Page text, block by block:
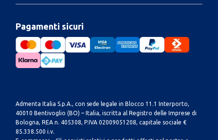
Pagamenti sicuri
Admenta Italia S.p.A., con sede legale in Blocco 11.1 Interporto,
40010 Bentivoglio (BO) – Italia, iscritta al Registro delle Imprese di
Bologna, REA n. 405308, P.IVA 02009051208, capitale sociale €
85.338.500 i.v.